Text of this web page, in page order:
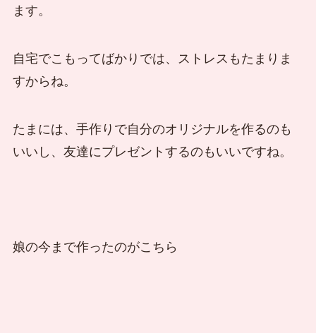
ます。
自宅でこもってばかりでは、ストレスもたまりま
すからね。
たまには、手作りで自分のオリジナルを作るのも
いいし、友達にプレゼントするのもいいですね。
娘の今まで作ったのがこちら